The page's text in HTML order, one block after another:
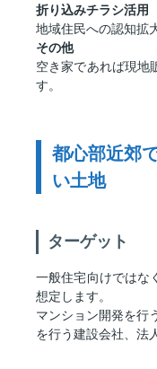
折り込みチラシ活用
地域住民への認知拡
その他
空き家であれば現地
す。
都心部近郊
い土地
ターゲット
一般住宅向けではな
想定します。
マンション開発を行
を行う建設会社、法